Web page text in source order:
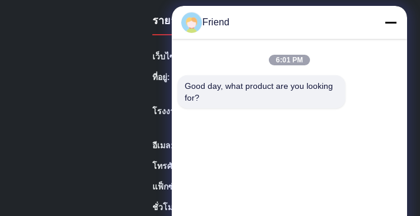
รายละเอียดการติดต่อ
เว็บไซต์:
ที่อยู่:
เมือง Zibo จังหวัดชานดง
โรงงาน:
อีเมล:
โทรศัพท์:
แฟ็กซ์:
ชั่วโมง:
Friend
6:01 PM
Good day, what product are you looking
for?